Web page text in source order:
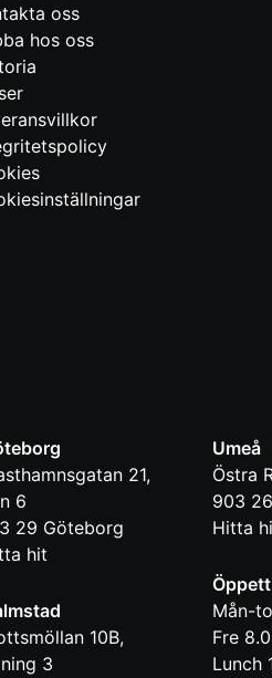
oss
hos oss
21,
6
29 Göteborg
hit
10B,
3
Umeå
Östra
903 26
Hitta
Mån-
Fre
Lunch